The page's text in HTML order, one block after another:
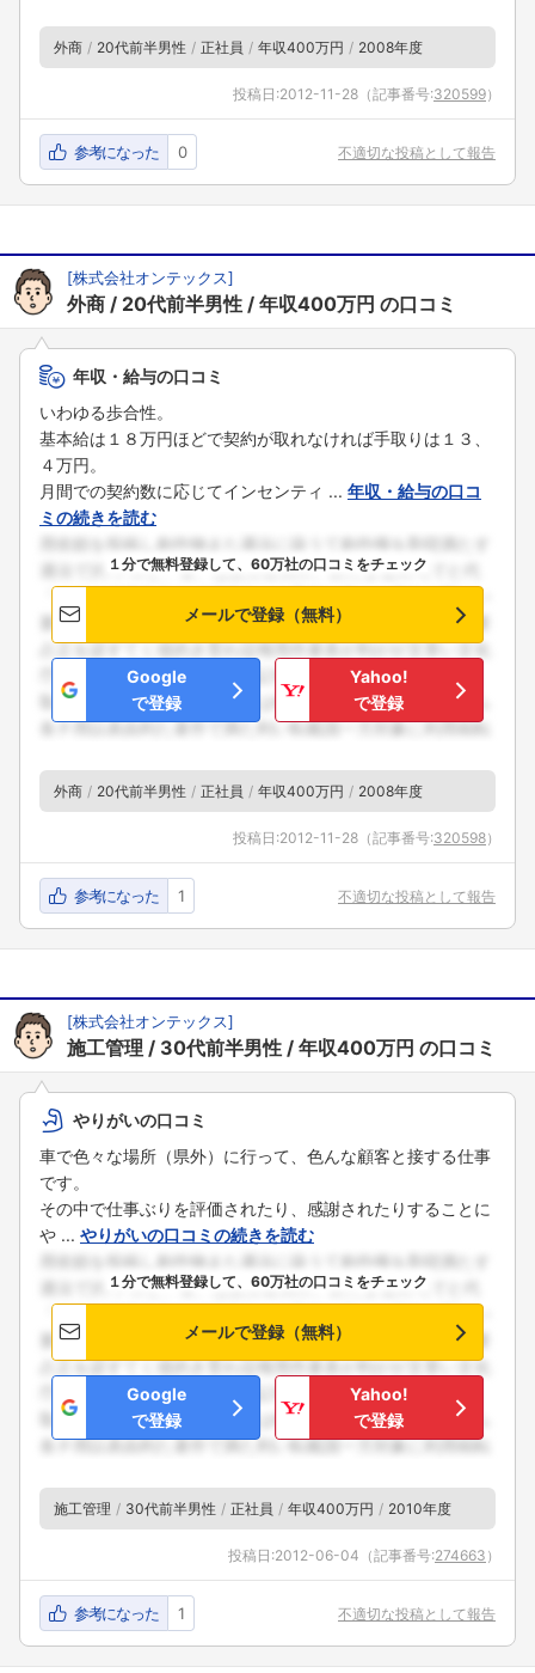
外商 20代前半男性 正社員 年収400万円 2008年度
投稿日:2012-11-28 （記事番号:320599）
参考になった 0 不適切な投稿として報告
[株式会社オンテックス]
外商 20代前半男性 年収400万円 の口コミ
年収・給与の口コミ
いわゆる歩合性。
基本給は１８万円ほどで契約が取れなければ手取りは１３、
４万円。
月間での契約数に応じてインセンティ ... 年収・給与の口コ
ミの続きを読む
１分で無料登録して、60万社の口コミをチェック
メールで登録（無料）
Google
で登録
Yahoo!
で登録
外商 20代前半男性 正社員 年収400万円 2008年度
投稿日:2012-11-28 （記事番号:320598）
参考になった 1 不適切な投稿として報告
[株式会社オンテックス]
施工管理 30代前半男性 年収400万円 の口コミ
やりがいの口コミ
車で色々な場所（県外）に行って、色んな顧客と接する仕事
です。
その中で仕事ぶりを評価されたり、感謝されたりすることに
や ... やりがいの口コミの続きを読む
１分で無料登録して、60万社の口コミをチェック
メールで登録（無料）
Google
で登録
Yahoo!
で登録
施工管理 30代前半男性 正社員 年収400万円 2010年度
投稿日:2012-06-04 （記事番号:274663 ）
参考になった 1 不適切な投稿として報告